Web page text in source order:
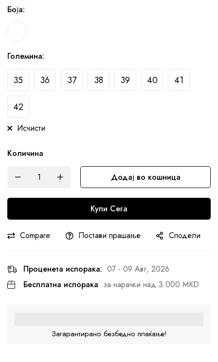
Боја:
Големина:
35 36 37 38 39 40 41
42
Исчисти
Количина
Додај во кошница
Купи Сега
Compare Постави прашање Сподели
Проценета испорака: 07 - 09 Авг, 2026
Бесплатна испорака за нарачки над 3.000 MKD
Загарантирано безбедно плаќање!